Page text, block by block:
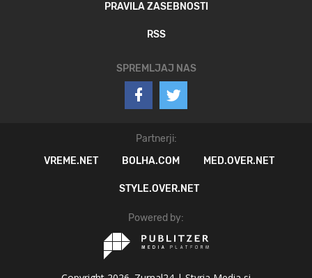
PRAVILA ZASEBNOSTI
RSS
SPREMLJAJ NAS
Partnerji:
VREME.NET
BOLHA.COM MED.OVER.NET
STYLE.OVER.NET
Powered by: